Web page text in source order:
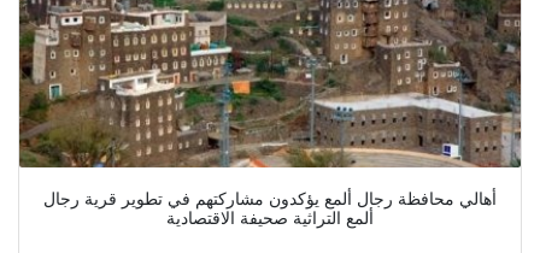
أهالي محافظة رجال ألمع يؤكدون مشاركتهم في تطوير قرية رجال
ألمع التراثية صحيفة الاقتصادية